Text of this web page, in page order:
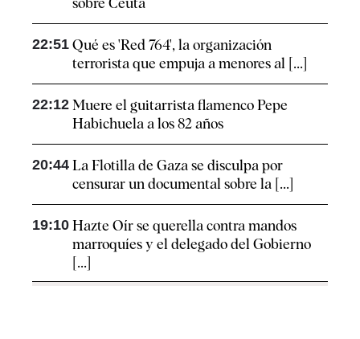
22:51 Qué es 'Red 764', la organización
terrorista que empuja a menores al [...]
22:12 Muere el guitarrista flamenco Pepe
Habichuela a los 82 años
20:44 La Flotilla de Gaza se disculpa por
censurar un documental sobre la [...]
19:10 Hazte Oír se querella contra mandos
marroquíes y el delegado del Gobierno
[...]